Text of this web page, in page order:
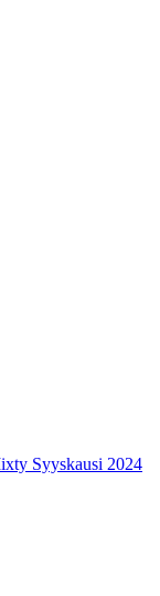
Syyskausi 2024